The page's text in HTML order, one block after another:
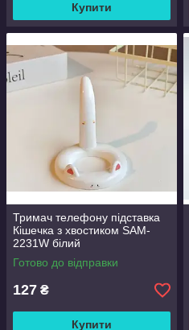
Купити
Тримач телефону підставка
Кішечка з хвостиком SAM-
2231W білий
Готово до відправки
127 ₴
Купити